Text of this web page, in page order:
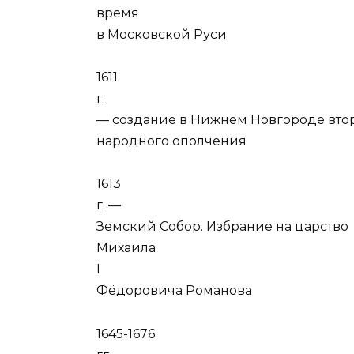
время
в Московской Руси
1611
г.
— создание в Нижнем Новгороде
народного ополчения
1613
г. —
Земский Собор. Избрание на царство
Михаила
Фёдоровича Романова
1645-1676